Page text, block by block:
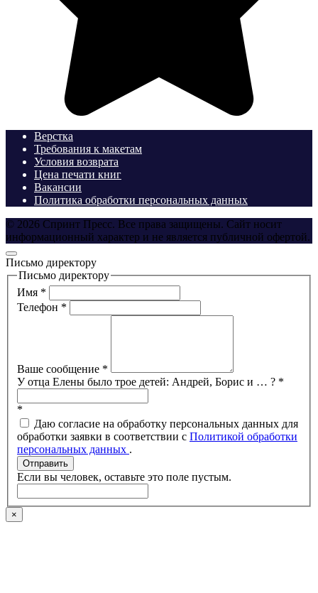
Верстка
Требования к макетам
Условия возврата
Цена печати книг
Вакансии
Политика обработки персональных данных
© 2026 Спринт Пресс. Все права защищены. Сайт носит
информационный характер и не является публичной офертой.
Письмо директору
Письмо директору
Имя *
Телефон *
Ваше сообщение *
У отца Елены было трое детей: Андрей, Борис и … ? *
*
Даю согласие на обработку персональных данных для
обработки заявки в соответствии с Политикой обработки
персональных данных .
Отправить
Если вы человек, оставьте это поле пустым.
×